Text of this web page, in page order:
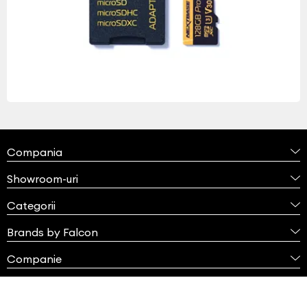
Compania
Showroom-uri
Categorii
Brands by Falcon
Companie